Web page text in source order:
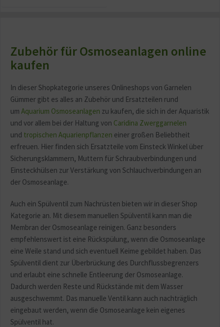
Zubehör für Osmoseanlagen online
kaufen
In dieser Shopkategorie unseres Onlineshops von Garnelen
Gümmer gibt es alles an Zubehör und Ersatzteilen rund
um Aquarium Osmoseanlagen zu kaufen, die sich in der Aquaristik
und vor allem bei der Haltung von Caridina Zwerggarnelen
und tropischen Aquarienpflanzen einer großen Beliebtheit
erfreuen. Hier finden sich Ersatzteile vom Einsteck Winkel über
Sicherungsklammern, Muttern für Schraubverbindungen und
Einsteckhülsen zur Verstärkung von Schlauchverbindungen an
der Osmoseanlage.
Auch ein Spülventil zum Nachrüsten bieten wir in dieser Shop
Kategorie an. Mit diesem manuellen Spülventil kann man die
Membran der Osmoseanlage reinigen. Ganz besonders
empfehlenswert ist eine Rückspülung, wenn die Osmoseanlage
eine Weile stand und sich eventuell Keime gebildet haben. Das
Spülventil dient zur Überbrückung des Durchflussbegrenzers
und erlaubt eine schnelle Entleerung der Osmoseanlage.
Dadurch werden Reste und Rückstände mit dem Wasser
ausgeschwemmt. Das manuelle Ventil kann auch nachträglich
eingebaut werden, wenn die Osmoseanlage kein eigenes
Spülventil hat.